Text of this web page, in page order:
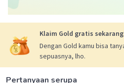
128
Beri Rating
Klaim Gold gratis
Dengan Gold kamu bisa
sepuasnya, lho.
Pertanyaan serupa